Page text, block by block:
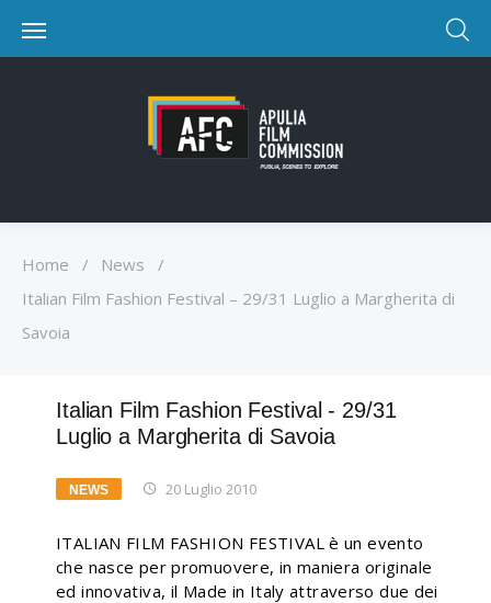
Home / News
/
Italian Film Fashion Festival – 29/31 Luglio a Margherita di
Savoia
Italian Film Fashion Festival - 29/31
Luglio a Margherita di Savoia
NEWS 20 Luglio 2010
ITALIAN FILM FASHION FESTIVAL è un evento
che nasce per promuovere, in maniera originale
ed innovativa, il Made in Italy attraverso due dei